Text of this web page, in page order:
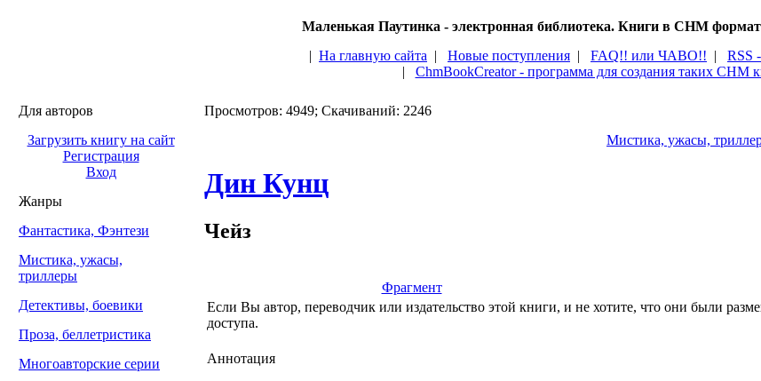
Маленькая Паутинка - электронная библиотека. Книги в CHM
| На главную сайта | Новые поступления | FAQ!! или ЧАВО!! | RSS
| ChmBookCreator - программа для создания таких CHM
Для авторов
Загрузить книгу на сайт
Регистрация
Вход
Жанры
Фантастика, Фэнтези
Мистика, ужасы,
триллеры
Детективы, боевики
Проза, беллетристика
Многоавторские серии
Просмотров: 4949; Скачиваний: 2246
Мистика, ужасы,
Дин Кунц
Чейз
Фрагмент
Если Вы автор, переводчик или издательство этой книги, и не хотите, что они были
доступа.
Аннотация